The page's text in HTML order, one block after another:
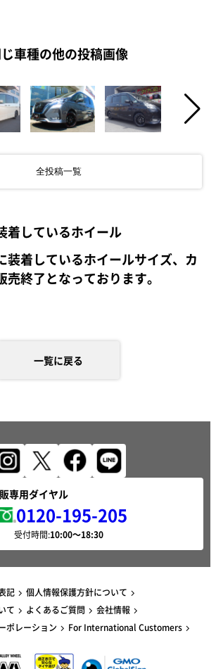
車種の他の投稿画像
全投稿一覧
着しているホイール
装着しているホイールサイズ、カ
売終了となっております。
一覧に戻る
専用ダイヤル
0120-195-205
受付時間:
記
個人情報保護方針について
て
よくあるご質問
会社情報
ポレーション
For International Customers